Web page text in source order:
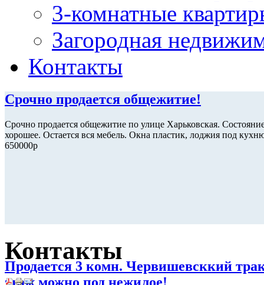
3-комнатные
Загородная
Контакты
Срочно продается общежитие!
Срочно продается общежитие по улице Харьковская.
хорошее. Остается вся мебель. Окна пластик, лоджия под
650000р
Продается 3 комн. Червишевсккий
Контакты